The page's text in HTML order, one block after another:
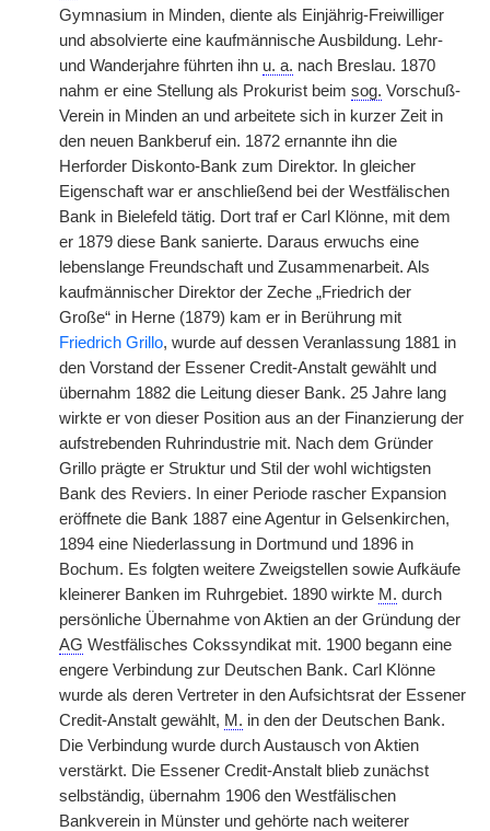
Gymnasium in Minden, diente als Einjährig-Freiwilliger
und absolvierte eine kaufmännische Ausbildung. Lehr-
und Wanderjahre führten ihn u. a. nach Breslau. 1870
nahm er eine Stellung als Prokurist beim sog. Vorschuß-
Verein in Minden an und arbeitete sich in kurzer Zeit in
den neuen Bankberuf ein. 1872 ernannte ihn die
Herforder Diskonto-Bank zum Direktor. In gleicher
Eigenschaft war er anschließend bei der Westfälischen
Bank in Bielefeld tätig. Dort traf er Carl Klönne, mit dem
er 1879 diese Bank sanierte. Daraus erwuchs eine
lebenslange Freundschaft und Zusammenarbeit. Als
kaufmännischer Direktor der Zeche „Friedrich der
Große“ in Herne (1879) kam er in Berührung mit
Friedrich Grillo, wurde auf dessen Veranlassung 1881 in
den Vorstand der Essener Credit-Anstalt gewählt und
übernahm 1882 die Leitung dieser Bank. 25 Jahre lang
wirkte er von dieser Position aus an der Finanzierung der
aufstrebenden Ruhrindustrie mit. Nach dem Gründer
Grillo prägte er Struktur und Stil der wohl wichtigsten
Bank des Reviers. In einer Periode rascher Expansion
eröffnete die Bank 1887 eine Agentur in Gelsenkirchen,
1894 eine Niederlassung in Dortmund und 1896 in
Bochum. Es folgten weitere Zweigstellen sowie Aufkäufe
kleinerer Banken im Ruhrgebiet. 1890 wirkte M. durch
persönliche Übernahme von Aktien an der Gründung der
AG Westfälisches Cokssyndikat mit. 1900 begann eine
engere Verbindung zur Deutschen Bank. Carl Klönne
wurde als deren Vertreter in den Aufsichtsrat der Essener
Credit-Anstalt gewählt, M. in den der Deutschen Bank.
Die Verbindung wurde durch Austausch von Aktien
verstärkt. Die Essener Credit-Anstalt blieb zunächst
selbständig, übernahm 1906 den Westfälischen
Bankverein in Münster und gehörte nach weiterer